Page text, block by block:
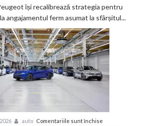
de
a
100%
electric
până
2030
șapte
își recalibrează strategia pentru
angajamentul ferm asumat la sfârșitul...
auto Comentariile sunt închise